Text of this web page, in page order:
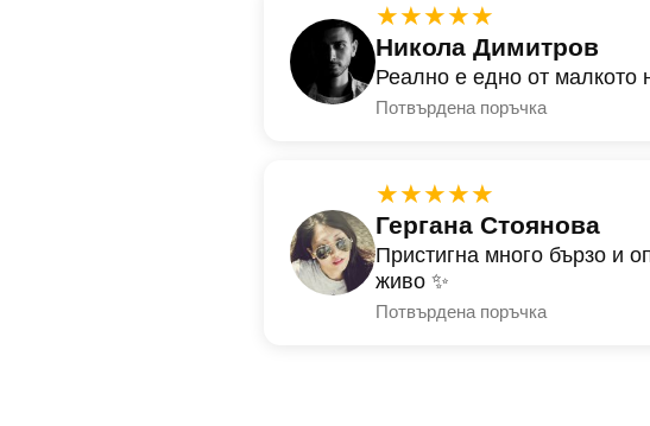
★★★★★
Никола Димитров
Реално е едно от малкото
Потвърдена поръчка
★★★★★
Гергана Стоянова
Пристигна много бързо и
живо ✨
Потвърдена поръчка